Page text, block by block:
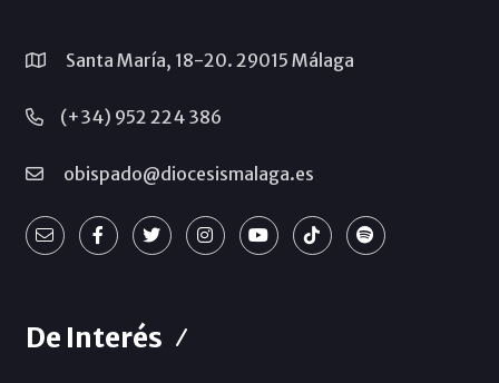
Santa María, 18-20. 29015 Málaga
(+34) 952 224 386
obispado@diocesismalaga.es
De Interés